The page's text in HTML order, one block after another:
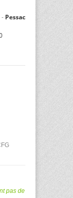
- Pessac
pas de